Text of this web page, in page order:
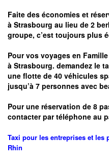
Faite des économies et
à Strasbourg au lieu de 2
groupe, c’est toujours plus
Pour vos voyages en
à Strasbourg. demandez le
une flotte de 40 véhicules
jusqu’à 7 personnes avec
Pour une réservation de 8
contacter par téléphone au
Taxi pour les entreprises et les
Rhin